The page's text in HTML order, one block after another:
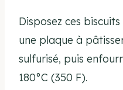
Disposez ces
une plaque à
sulfurisé, puis
180°C (350 F).